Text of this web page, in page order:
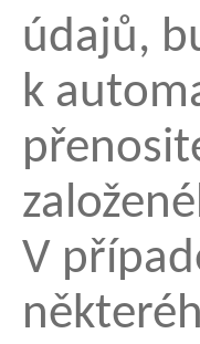
údajů,
k
V